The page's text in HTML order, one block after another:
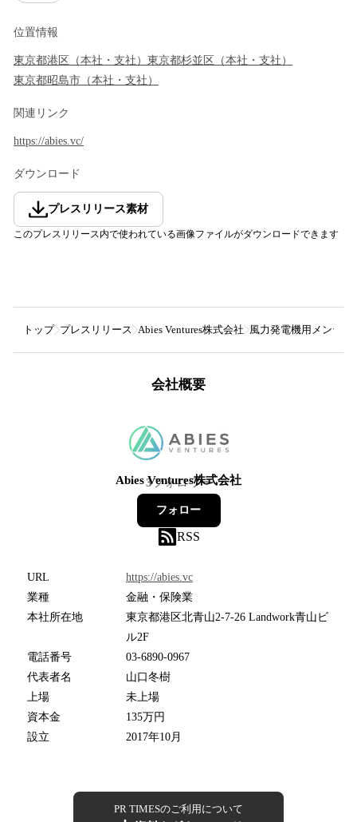
位置情報
東京都港区 （本社・支社 ） 東京都杉並区 （本社・支社 ）
東京都昭島市 （本社・支社 ）
関連リンク
https://abies.vc/
ダウンロード
プレスリリース素材
このプレスリリース内で使われている画像ファイルがダウンロードできます
トップ プレスリリース Abies Ventures株式会社 風力発電機用メンテ
会社概要
Abies Ventures株式会社
3フォロワー
フォロー
RSS
URL
https://abies.vc
業種
金融・保険業
本社所在地
東京都港区北青山2-7-26 Landwork青山ビ
ル2F
電話番号
03-6890-0967
代表者名
山口冬樹
上場
未上場
資本金
135万円
設立
2017年10月
PR TIMESのご利用について